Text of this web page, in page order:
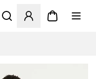
Öffnet ein neues Fenster